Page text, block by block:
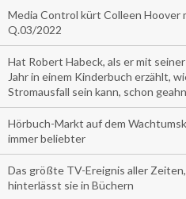
Media Control kürt Colleen Hoover
Q.03/2022
Hat Robert Habeck, als er mit
Jahr in einem Kinderbuch erzählt,
Stromausfall sein kann, schon
Hörbuch-Markt auf dem
immer beliebter
Das größte TV-Ereignis aller
hinterlässt sie in Büchern